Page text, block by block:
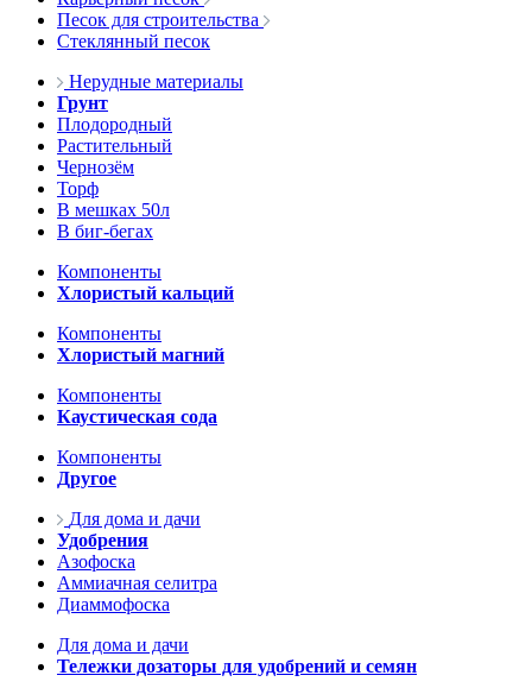
Песок для строительства
Стеклянный песок
Нерудные материалы
Грунт
Плодородный
Растительный
Чернозём
Торф
В мешках 50л
В биг-бегах
Компоненты
Хлористый кальций
Компоненты
Хлористый магний
Компоненты
Каустическая сода
Компоненты
Другое
Для дома и дачи
Удобрения
Азофоска
Аммиачная селитра
Диаммофоска
Для дома и дачи
Тележки дозаторы для удобрений и семян